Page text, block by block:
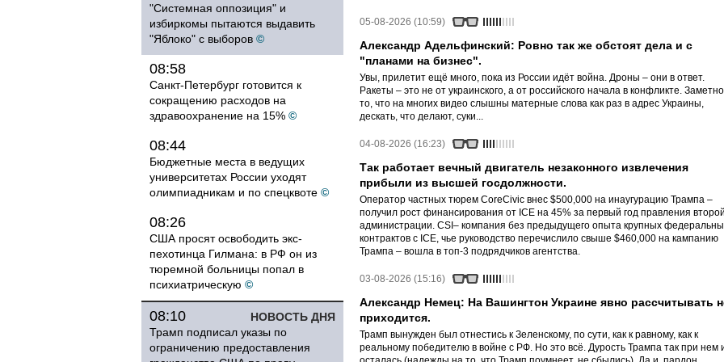
"Системная оппозиция" и
избиркомы пытаются выдавить
"Яблоко" с выборов ©
08:58
Санкт-Петербург готовится к
сокращению расходов на
здравоохранение на 15% ©
08:44
Бюджетные места в ведущих
университетах России уходят
олимпиадникам и по спецквоте ©
08:26
США просят освободить экс-
пехотинца Гилмана: в РФ он из
тюремной больницы попал в
психиатрическую ©
НОВОСТЬ ДНЯ
08:10
Трамп подписал указы по
ограничению предоставления
05-08-2026 (10:59)
Александр Адельфинский: Ровно так же обстоят дела и с
"планами на бизнес".
Увы, прилетит ещё много, пока из России идёт война. Дроны – они в ответ.
Ракеты – это не от украинского, а от российского начала в конфликте.
то, что на многих видео слышны матерные слова как раз в адрес Украины,
дескать, что делают, суки...
04-08-2026 (16:23)
Так работает вечный двигатель незаконного извлечения
прибыли из высшей госдолжности.
Оператор частных тюрем CoreCivic внес $500,000 на инаугурацию Трампа –
получил рост финансирования от ICE на 45% за первый год правления второй
администрации. CSI– компания без предыдущего опыта крупных
контрактов с ICE, чье руководство перечислило свыше $460,000 на кампанию
Трампа – вошла в топ-3 подрядчиков агентства.
03-08-2026 (15:16)
Александр Немец: На Вашингтон Украине явно рассчитывать
приходится.
Трамп вынужден был отнестись к Зеленскому, по сути, как к равному, как к
реальному победителю в войне с РФ. Но это всё. Дурость Трампа так при нем